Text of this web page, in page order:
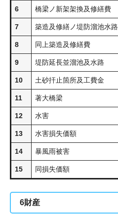
6 橋梁ノ新架架換及修繕費
7 築造及修繕ノ堤防溜池水路
8 同上築造及修繕費
9 堤防延長並溜池及水路
10 土砂扞止箇所及工費金
11 著大橋梁
12 水害
13 水害損失価額
14 暴風雨被害
15 同損失価額
6財産